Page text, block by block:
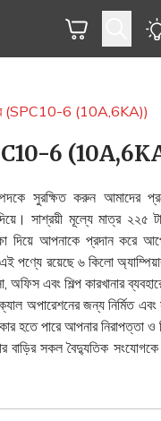
(SPC10-6 (10A,6KA))
6
সুরক্ষিত করুন আমাদের
সাশ্রয়ী মূল্যে মাত্র ২২৫
দিয়ে আপনাকে প্রদান করে
রয়েছে ৬ কিলো অ্যাম্পিয়ার
অফিস এবং শিল্প কারখানার
অপারেশনের জন্য নির্মিত এবং
হতে পারে আপনার নিরাপত্তা
বাড়ির সকল বৈদ্যুতিক